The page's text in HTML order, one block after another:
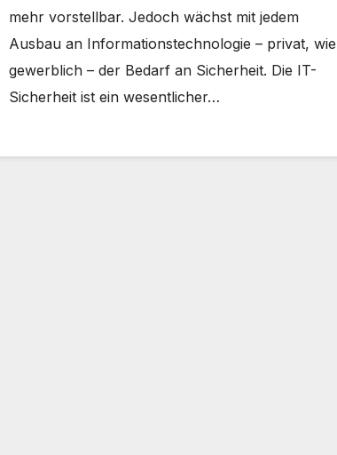
mehr vorstellbar. Jedoch wächst mit jedem
Ausbau an Informationstechnologie – privat, wie
gewerblich – der Bedarf an Sicherheit. Die IT-
Sicherheit ist ein wesentlicher…